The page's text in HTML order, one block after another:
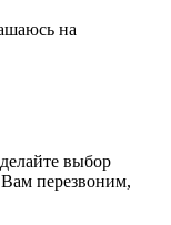
на
выбор
перезвоним,